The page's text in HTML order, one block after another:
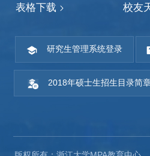
表格下载 校友
研究生管理系统登录
2018年硕士生招生目录简